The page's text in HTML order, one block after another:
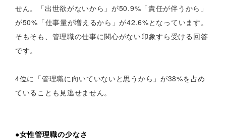
せん。「出世欲がないから」が50.9%「責任が伴うから」
が50%「仕事量が増えるから」が42.6%となっています。
そもそも、管理職の仕事に関心がない印象すら受ける回答
です。
4位に「管理職に向いていないと思うから」が38%を占め
ていることも見逃せません。
●女性管理職の少なさ